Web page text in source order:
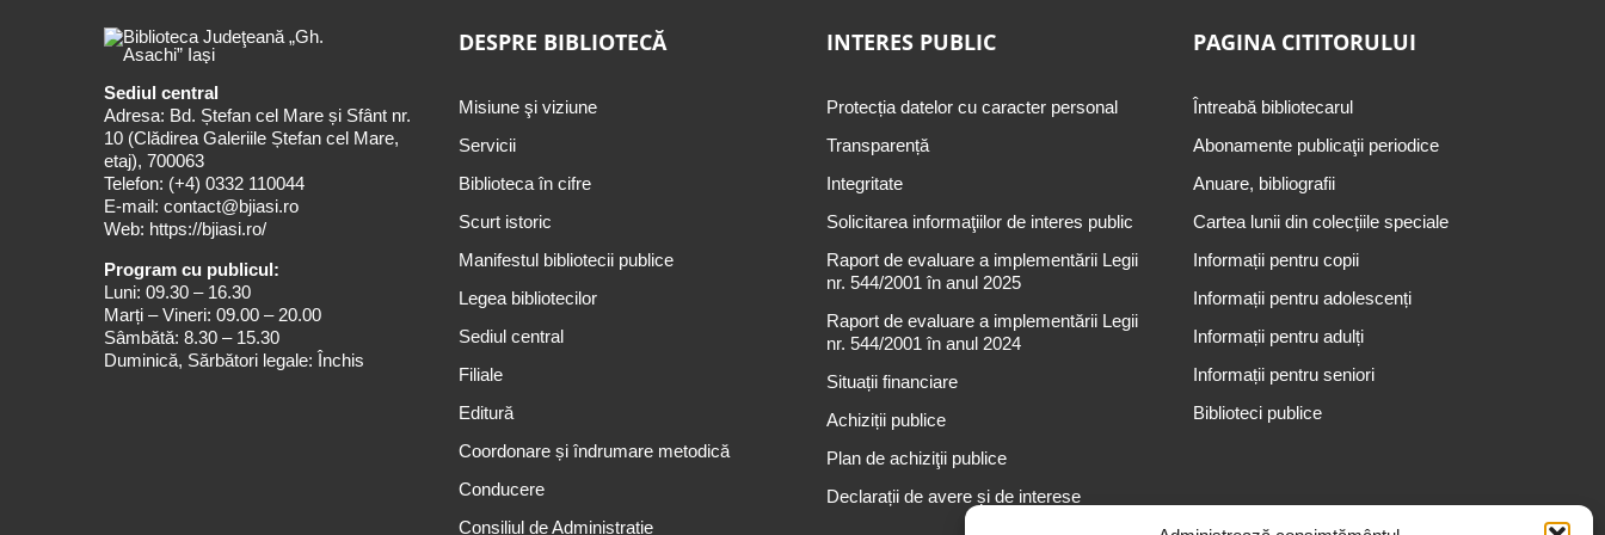
Sediul central
Adresa: Bd. Ștefan cel Mare și Sfânt nr.
10 (Clădirea Galeriile Ștefan cel Mare,
etaj), 700063
Telefon: (+4) 0332 110044
E-mail: contact@bjiasi.ro
Web: https://bjiasi.ro/
Program cu publicul:
Luni: 09.30 – 16.30
Marți – Vineri: 09.00 – 20.00
Sâmbătă: 8.30 – 15.30
Duminică, Sărbători legale: Închis
DESPRE BIBLIOTECĂ
Misiune şi viziune
Servicii
Biblioteca în cifre
Scurt istoric
Manifestul bibliotecii publice
Legea bibliotecilor
Sediul central
Filiale
Editură
Coordonare și îndrumare metodică
Conducere
Consiliul de Administrație
INTERES PUBLIC
Protecția datelor cu caracter personal
Transparență
Integritate
Solicitarea informaţiilor de interes public
Raport de evaluare a implementării Legii
nr. 544/2001 în anul 2025
Raport de evaluare a implementării Legii
nr. 544/2001 în anul 2024
Situații financiare
Achiziții publice
Plan de achiziţii publice
Declarații de avere și de interese
PAGINA CITITORULUI
Întreabă bibliotecarul
Abonamente publicaţii periodice
Anuare, bibliografii
Cartea lunii din colecțiile speciale
Informații pentru copii
Informații pentru adolescenți
Informații pentru adulți
Informații pentru seniori
Biblioteci publice